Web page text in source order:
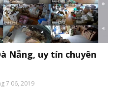
Nẵng, uy tín chuyên
7 06, 2019